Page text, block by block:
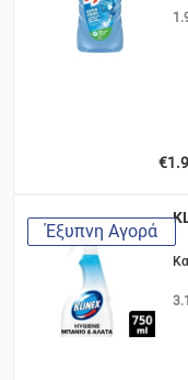
Έξυπνη Αγορά